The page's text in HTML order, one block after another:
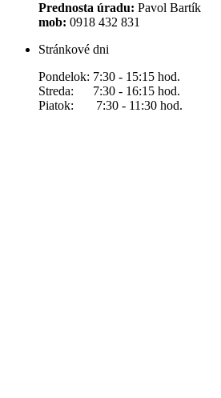
Prednosta úradu: Pavol Bartík
mob: 0918 432 831
Stránkové dni
Pondelok: 7:30 - 15:15 hod.
Streda: 7:30 - 16:15 hod.
Piatok: 7:30 - 11:30 hod.